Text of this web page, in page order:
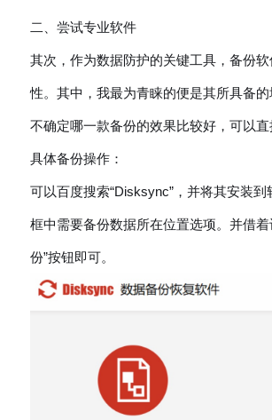
二、尝试专业软件
其次，作为数据防护的关键工具，备份
性。其中，我最为青睐的便是其所具备
不确定哪一款备份的效果比较好，可以
具体备份操作：
可以百度搜索“Disksync”，并将其安装
框中需要备份数据所在位置选项。并借
份”按钮即可。